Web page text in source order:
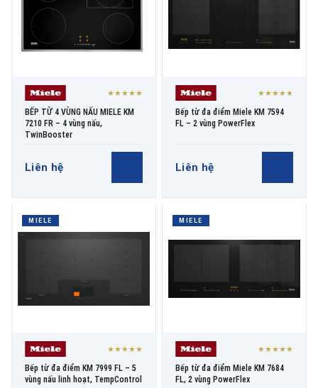
★★★★★
BẾP TỪ 4 VÙNG NẤU MIELE KM
7210 FR – 4 vùng nấu,
TwinBooster
Liên hệ
★★★★★
Bếp từ đa điểm Miele KM 7594
FL – 2 vùng PowerFlex
Liên hệ
MIELE
★★★★★
Bếp từ đa điểm KM 7999 FL – 5
vùng nấu linh hoạt, TempControl
MIELE
★★★★★
Bếp từ đa điểm Miele KM 7684
FL, 2 vùng PowerFlex